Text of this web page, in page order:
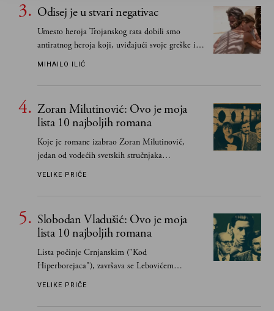
Odisej je u stvari negativac
Umesto heroja Trojanskog rata dobili smo
antiratnog heroja koji, uviđajući svoje greške i
učeći na njima, shvata da postoje stvari koje su
MIHAILO ILIĆ
Zoran Milutinović: Ovo je moja
lista 10 najboljih romana
Koje je romane izabrao Zoran Milutinović,
jedan od vodećih svetskih stručnjaka
južnoslovenske književnosti
VELIKE PRIČE
Slobodan Vladušić: Ovo je moja
lista 10 najboljih romana
Lista počinje Crnjanskim ("Kod
Hiperborejaca"), završava se Lebovićem
("Semper idem")...
VELIKE PRIČE